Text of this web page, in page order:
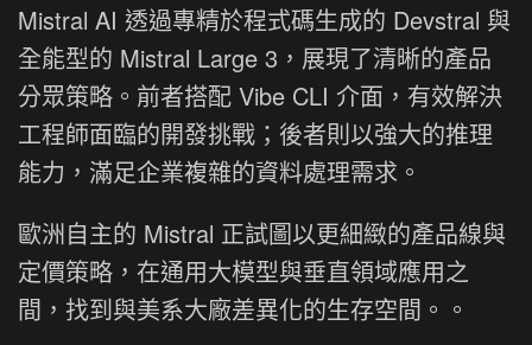
Mistral AI 透過專精於程式碼生成的 Devstral 與
全能型的 Mistral Large 3，展現了清晰的產品
分眾策略。前者搭配 Vibe CLI 介面，有效解決
工程師面臨的開發挑戰；後者則以強大的推理
能力，滿足企業複雜的資料處理需求。
歐洲自主的 Mistral 正試圖以更細緻的產品線與
定價策略，在通用大模型與垂直領域應用之
間，找到與美系大廠差異化的生存空間。。